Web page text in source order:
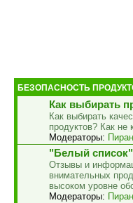
БЕЗОПАСНОСТЬ
Как выбирать
Как выбирать
продуктов? Как не
Модераторы:
"Белый
Отзывы и
внимательных
высоком уровне
Модераторы: